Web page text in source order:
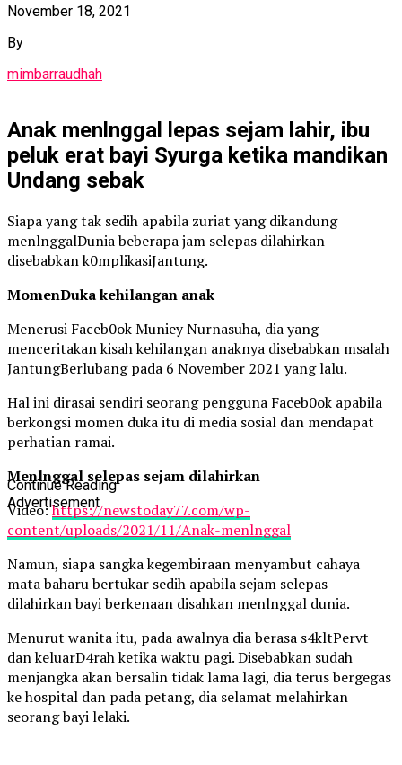
November 18, 2021
By
mimbarraudhah
Anak menlnggal lepas sejam lahir, ibu
peluk erat bayi Syurga ketika mandikan
Undang sebak
Siapa yang tak sedih apabila zuriat yang dikandung
menlnggalDunia beberapa jam selepas dilahirkan
disebabkan k0mplikasiJantung.
MomenDuka kehilangan anak
Menerusi Faceb0ok Muniey Nurnasuha, dia yang
menceritakan kisah kehilangan anaknya disebabkan msalah
JantungBerlubang pada 6 November 2021 yang lalu.
Hal ini dirasai sendiri seorang pengguna Faceb0ok apabila
berkongsi momen duka itu di media sosial dan mendapat
perhatian ramai.
Menlnggal selepas sejam dilahirkan
Video:https://newstoday77.com/wp-
content/uploads/2021/11/Anak-menlnggal
Namun, siapa sangka kegembiraan menyambut cahaya
mata baharu bertukar sedih apabila sejam selepas
dilahirkan bayi berkenaan disahkan menlnggal dunia.
Menurut wanita itu, pada awalnya dia berasa s4kltPervt
dan keluarD4rah ketika waktu pagi. Disebabkan sudah
menjangka akan bersalin tidak lama lagi, dia terus bergegas
ke hospital dan pada petang, dia selamat melahirkan
seorang bayi lelaki.
Continue Reading
Advertisement